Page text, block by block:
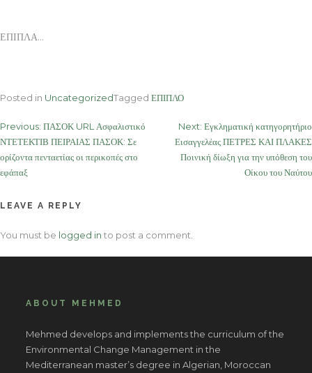
ΕΠΙΠΛΑ…
Posted in UncategorizedTagged ΕΠΙΠΛΟ
Post
navigation
Previous: ΠΑΣΟΚ URL Ασφαλιστικό
ΝΤΕΤΕΚΤΙΒ ΠΕΙΡΑΙΑΣ ΠΑΣΟΚ: Σε
ορίζοντα πενταετίας οι περικοπές στο
εφάπαξ
Next: Εγκληματική κατηγορητήριο
Εισαγγελέας ΠΕΤΡΕΣ ΚΑΙ ΠΛΑΚΕΣ
Ποινική δίωξη για την υπόθεση του
Οίκου του Ναύτου
LEAVE A REPLY
You must be logged in to post a comment.
ABOUT MEHMED
Mehmed develops and implements the curriculum of the
Environmental Change Management in the
Mediterranean master’s degree in Algerian, Moroccan